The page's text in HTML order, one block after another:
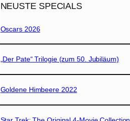
NEUSTE SPECIALS
Oscars 2026
„Der Pate“ Trilogie (zum 50. Jubiläum)
Goldene Himbeere 2022